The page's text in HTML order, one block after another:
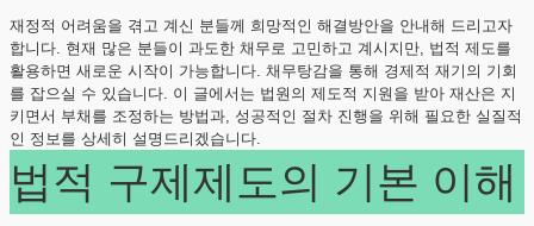
재정적 어려움을 겪고 계신 분들께 희망적인 해결방안을 안내해 드리고자
합니다. 현재 많은 분들이 과도한 채무로 고민하고 계시지만, 법적 제도를
활용하면 새로운 시작이 가능합니다. 채무탕감을 통해 경제적 재기의 기회
를 잡으실 수 있습니다. 이 글에서는 법원의 제도적 지원을 받아 재산은 지
키면서 부채를 조정하는 방법과, 성공적인 절차 진행을 위해 필요한 실질적
인 정보를 상세히 설명드리겠습니다.
법적 구제제도의 기본 이해